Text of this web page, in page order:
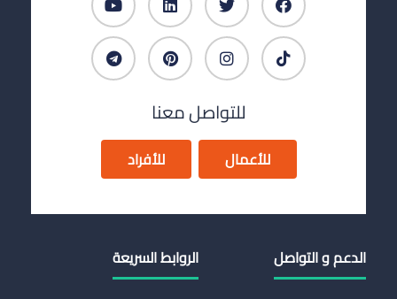
للتواصل معنا
للأعمال للأفراد
الدعم و التواصل الروابط السريعة